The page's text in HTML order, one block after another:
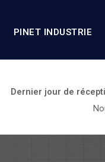
PINET INDUSTRIE
Dernier jour de